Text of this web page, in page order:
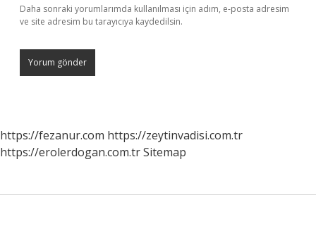
Daha sonraki yorumlarımda kullanılması için adım, e-posta adresim
ve site adresim bu tarayıcıya kaydedilsin.
https://fezanur.com https://zeytinvadisi.com.tr
https://erolerdogan.com.trSitemap